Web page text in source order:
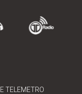
TELEMETRO